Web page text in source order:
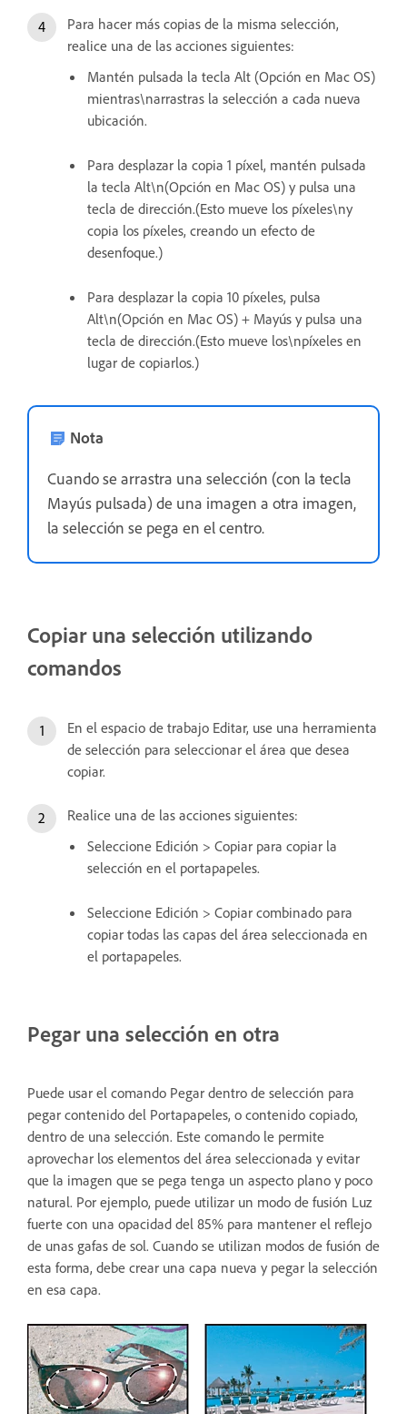
Para hacer más copias de la misma selección,
realice una de las acciones siguientes:
Mantén pulsada la tecla Alt (Opción en Mac OS)
mientras\narrastras la selección a cada nueva
ubicación.
Para desplazar la copia 1 píxel, mantén pulsada
la tecla Alt\n(Opción en Mac OS) y pulsa una
tecla de dirección.(Esto mueve los píxeles\ny
copia los píxeles, creando un efecto de
desenfoque.)
Para desplazar la copia 10 píxeles, pulsa
Alt\n(Opción en Mac OS) + Mayús y pulsa una
tecla de dirección.(Esto mueve los\npíxeles en
lugar de copiarlos.)
Nota
Cuando se arrastra una selección (con la tecla
Mayús pulsada) de una imagen a otra imagen,
la selección se pega en el centro.
Copiar una selección utilizando
comandos
En el espacio de trabajo Editar, use una herramienta
de selección para seleccionar el área que desea
copiar.
Realice una de las acciones siguientes:
Seleccione Edición > Copiar para copiar la
selección en el portapapeles.
Seleccione Edición > Copiar combinado para
copiar todas las capas del área seleccionada en
el portapapeles.
Pegar una selección en otra
Puede usar el comando Pegar dentro de selección para
pegar contenido del Portapapeles, o contenido copiado,
dentro de una selección. Este comando le permite
aprovechar los elementos del área seleccionada y evitar
que la imagen que se pega tenga un aspecto plano y poco
natural. Por ejemplo, puede utilizar un modo de fusión Luz
fuerte con una opacidad del 85% para mantener el reflejo
de unas gafas de sol. Cuando se utilizan modos de fusión de
esta forma, debe crear una capa nueva y pegar la selección
en esa capa.